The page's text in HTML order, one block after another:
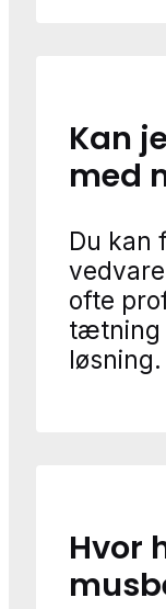
Kan
med
Du kan
ofte
tætning
løsning.
Hvor